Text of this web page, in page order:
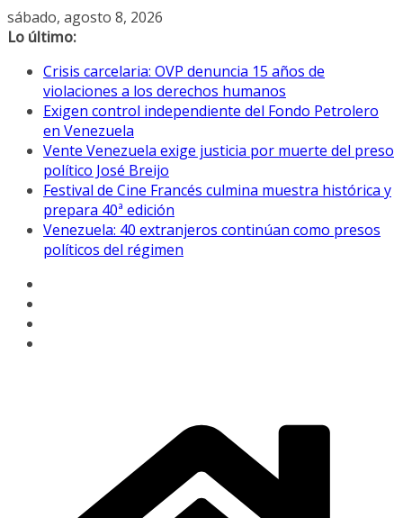
Saltar
al
sábado, agosto 8, 2026
Lo último:
Crisis carcelaria: OVP denuncia 15 años de
violaciones a los derechos humanos
Exigen control independiente del Fondo Petrolero
en Venezuela
Vente Venezuela exige justicia por muerte del preso
político José Breijo
Festival de Cine Francés culmina muestra histórica y
prepara 40ª edición
Venezuela: 40 extranjeros continúan como presos
políticos del régimen